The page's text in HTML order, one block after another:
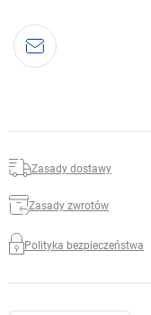
Zasady dostawy
Zasady zwrotów
Polityka bezpieczeństwa